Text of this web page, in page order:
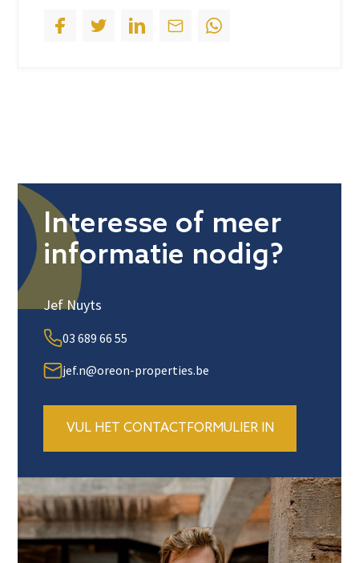
Interesse of meer
informatie nodig?
Jef Nuyts
03 689 66 55
jef.n@oreon-properties.be
VUL HET CONTACTFORMULIER IN